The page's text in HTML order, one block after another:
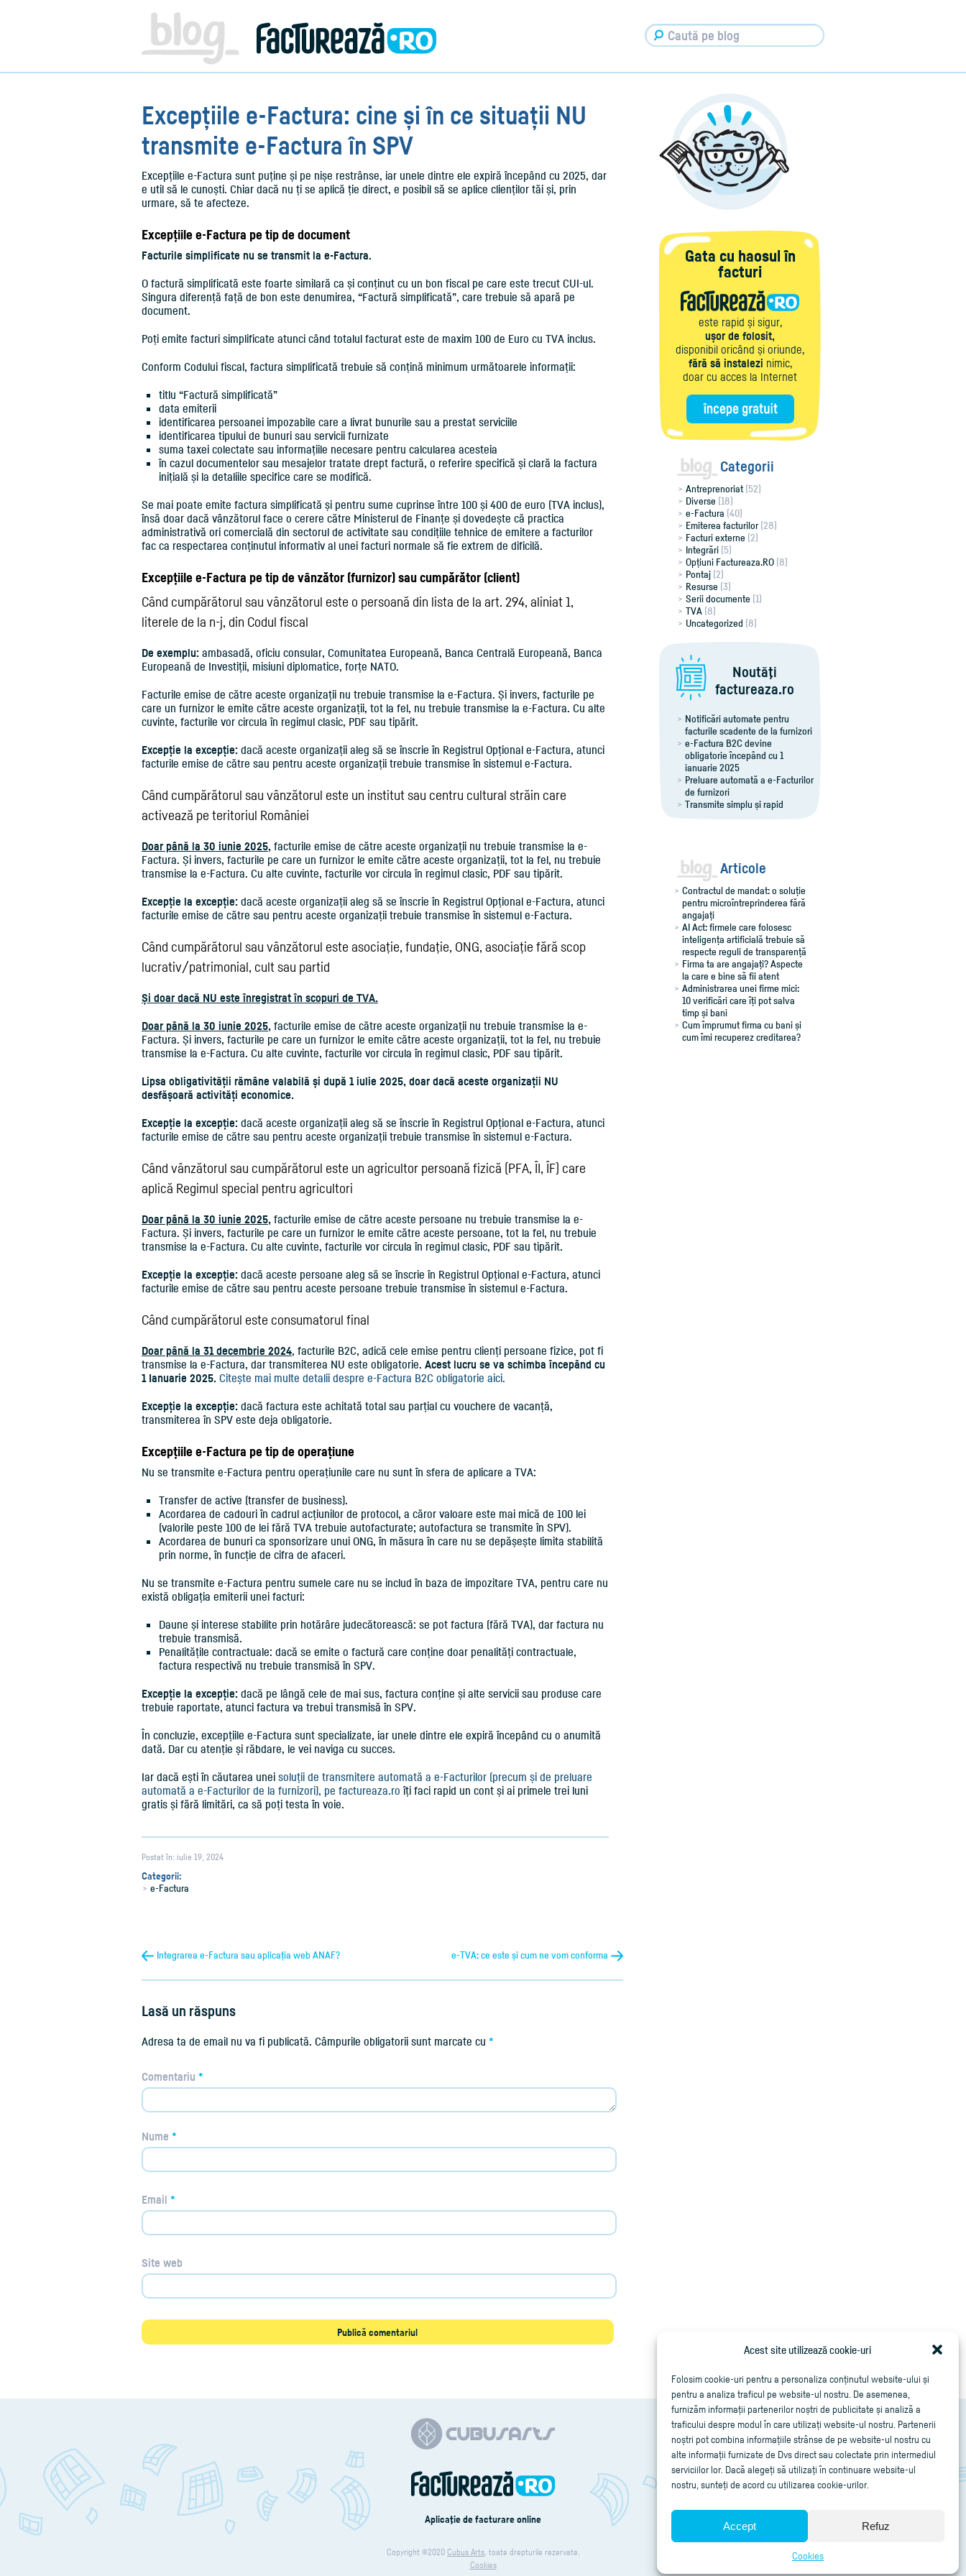
Acest site utilizează cookie-uri
Folosim cookie-uri pentru a personaliza conținutul website-ului și
pentru a analiza traficul pe website-ul nostru. De asemenea,
furnizăm informații partenerilor noștri de publicitate și analiză a
traficului despre modul în care utilizați website-ul nostru. Partenerii
noștri pot combina informațiile strânse de pe website-ul nostru cu
alte informații furnizate de Dvs direct sau colectate prin intermediul
serviciilor lor. Dacă alegeți să utilizați în continuare website-ul
nostru, sunteți de acord cu utilizarea cookie-urilor.
Accept Refuz
Cookies
Factura
Info
pentru
Blog
Factureaza.ro
Excepțiile e-Factura: cine și în ce situații NU
transmite e-Factura în SPV
Excepțiile e-Factura sunt puține și pe nișe restrânse, iar unele dintre ele expiră începând cu 2025, dar
e util să le cunoști. Chiar dacă nu ți se aplică ție direct, e posibil să se aplice clienților tăi și, prin
urmare, să te afecteze.
Excepțiile e-Factura pe tip de document
Facturile simplificate nu se transmit la e-Factura.
O factură simplificată este foarte similară ca și conținut cu un bon fiscal pe care este trecut CUI-ul.
Singura diferență față de bon este denumirea, “Factură simplificată”, care trebuie să apară pe
document.
Poți emite facturi simplificate atunci când totalul facturat este de maxim 100 de Euro cu TVA inclus.
Conform Codului fiscal, factura simplificată trebuie să conțină minimum următoarele informații:
titlu “Factură simplificată”
data emiterii
identificarea persoanei impozabile care a livrat bunurile sau a prestat serviciile
identificarea tipului de bunuri sau servicii furnizate
suma taxei colectate sau informațiile necesare pentru calcularea acesteia
în cazul documentelor sau mesajelor tratate drept factură, o referire specifică și clară la factura
inițială și la detaliile specifice care se modifică.
Se mai poate emite factura simplificată și pentru sume cuprinse între 100 și 400 de euro (TVA inclus),
însă doar dacă vânzătorul face o cerere către Ministerul de Finanțe și dovedește că practica
administrativă ori comercială din sectorul de activitate sau condițiile tehnice de emitere a facturilor
fac ca respectarea conținutul informativ al unei facturi normale să fie extrem de dificilă.
Excepțiile e-Factura pe tip de vânzător (furnizor) sau cumpărător (client)
Când cumpărătorul sau vânzătorul este o persoană din lista de la art. 294, aliniat 1,
literele de la n-j, din Codul fiscal
De exemplu: ambasadă, oficiu consular, Comunitatea Europeană, Banca Centrală Europeană, Banca
Europeană de Investiții, misiuni diplomatice, forțe NATO.
Facturile emise de către aceste organizații nu trebuie transmise la e-Factura. Și invers, facturile pe
care un furnizor le emite către aceste organizații, tot la fel, nu trebuie transmise la e-Factura. Cu alte
cuvinte, facturile vor circula în regimul clasic, PDF sau tipărit.
Excepție la excepție: dacă aceste organizații aleg să se înscrie în Registrul Opțional e-Factura, atunci
facturile emise de către sau pentru aceste organizații trebuie transmise în sistemul e-Factura.
Când cumpărătorul sau vânzătorul este un institut sau centru cultural străin care
activează pe teritoriul României
Doar până la 30 iunie 2025, facturile emise de către aceste organizații nu trebuie transmise la e-
Factura. Și invers, facturile pe care un furnizor le emite către aceste organizații, tot la fel, nu trebuie
transmise la e-Factura. Cu alte cuvinte, facturile vor circula în regimul clasic, PDF sau tipărit.
Excepție la excepție: dacă aceste organizații aleg să se înscrie în Registrul Opțional e-Factura, atunci
facturile emise de către sau pentru aceste organizații trebuie transmise în sistemul e-Factura.
Când cumpărătorul sau vânzătorul este asociație, fundație, ONG, asociație fără scop
lucrativ/patrimonial, cult sau partid
Și doar dacă NU este înregistrat în scopuri de TVA.
Doar până la 30 iunie 2025, facturile emise de către aceste organizații nu trebuie transmise la e-
Factura. Și invers, facturile pe care un furnizor le emite către aceste organizații, tot la fel, nu trebuie
transmise la e-Factura. Cu alte cuvinte, facturile vor circula în regimul clasic, PDF sau tipărit.
Lipsa obligativității rămâne valabilă și după 1 iulie 2025, doar dacă aceste organizații NU
desfășoară activități economice.
Excepție la excepție: dacă aceste organizații aleg să se înscrie în Registrul Opțional e-Factura, atunci
facturile emise de către sau pentru aceste organizații trebuie transmise în sistemul e-Factura.
Când vânzătorul sau cumpărătorul este un agricultor persoană fizică (PFA, ÎI, ÎF) care
aplică Regimul special pentru agricultori
Doar până la 30 iunie 2025, facturile emise de către aceste persoane nu trebuie transmise la e-
Factura. Și invers, facturile pe care un furnizor le emite către aceste persoane, tot la fel, nu trebuie
transmise la e-Factura. Cu alte cuvinte, facturile vor circula în regimul clasic, PDF sau tipărit.
Excepție la excepție: dacă aceste persoane aleg să se înscrie în Registrul Opțional e-Factura, atunci
facturile emise de către sau pentru aceste persoane trebuie transmise în sistemul e-Factura.
Când cumpărătorul este consumatorul final
Doar până la 31 decembrie 2024, facturile B2C, adică cele emise pentru clienți persoane fizice, pot fi
transmise la e-Factura, dar transmiterea NU este obligatorie. Acest lucru se va schimba începând cu
1 Ianuarie 2025. Citește mai multe detalii despre e-Factura B2C obligatorie aici.
Excepție la excepție: dacă factura este achitată total sau parțial cu vouchere de vacanță,
transmiterea în SPV este deja obligatorie.
Excepțiile e-Factura pe tip de operațiune
Nu se transmite e-Factura pentru operațiunile care nu sunt în sfera de aplicare a TVA:
Transfer de active (transfer de business).
Acordarea de cadouri în cadrul acțiunilor de protocol, a căror valoare este mai mică de 100 lei
(valorile peste 100 de lei fără TVA trebuie autofacturate; autofactura se transmite în SPV).
Acordarea de bunuri ca sponsorizare unui ONG, în măsura în care nu se depășește limita stabilită
prin norme, în funcție de cifra de afaceri.
Nu se transmite e-Factura pentru sumele care nu se includ în baza de impozitare TVA, pentru care nu
există obligația emiterii unei facturi:
Daune și interese stabilite prin hotărâre judecătorească: se pot factura (fără TVA), dar factura nu
trebuie transmisă.
Penalitățile contractuale: dacă se emite o factură care conține doar penalități contractuale,
factura respectivă nu trebuie transmisă în SPV.
Excepție la excepție: dacă pe lângă cele de mai sus, factura conține și alte servicii sau produse care
trebuie raportate, atunci factura va trebui transmisă în SPV.
În concluzie, excepțiile e-Factura sunt specializate, iar unele dintre ele expiră începând cu o anumită
dată. Dar cu atenție și răbdare, le vei naviga cu succes.
Iar dacă ești în căutarea unei soluții de transmitere automată a e-Facturilor (precum și de preluare
automată a e-Facturilor de la furnizori), pe factureaza.roîți faci rapid un cont și ai primele trei luni
gratis și fără limitări, ca să poți testa în voie.
Postat în: iulie 19, 2024
Categorii:
e-Factura
Integrarea e-Factura sau aplicația web ANAF? e-TVA: ce este și cum ne vom conforma
Lasă un răspuns
Adresa ta de email nu va fi publicată. Câmpurile obligatorii sunt marcate cu *
Comentariu *
Nume *
Email *
Site web
Gata cu haosul în
facturi
este rapid și sigur,
ușor de folosit,
disponibil oricând și oriunde,
fără să instalezi nimic,
doar cu acces la Internet
Categorii
Antreprenoriat (52)
Diverse (18)
e-Factura (40)
Emiterea facturilor(28)
Facturi externe (2)
Integrări (5)
Opțiuni Factureaza.RO (8)
Pontaj (2)
Resurse (3)
Serii documente (1)
TVA (8)
Uncategorized (8)
Noutăţi
factureaza.ro
Notificări automate pentru
facturile scadente de la furnizori
e-Factura B2C devine
obligatorie începând cu 1
ianuarie 2025
Preluare automată a e-Facturilor
de furnizori
Transmite simplu și rapid
notificările RO e-Transport
adaptat
Articole
Contractul de mandat: o soluție
pentru microîntreprinderea fără
angajați
AI Act: firmele care folosesc
inteligența artificială trebuie să
respecte reguli de transparență
Firma ta are angajați? Aspecte
la care e bine să fii atent
Administrarea unei firme mici:
10 verificări care îți pot salva
timp și bani
Cum împrumut firma cu bani și
cum îmi recuperez creditarea?
Aplicaţie de facturare online
Copyright ©2020 Cubus Arts, toate drepturile rezervate.
Cookies